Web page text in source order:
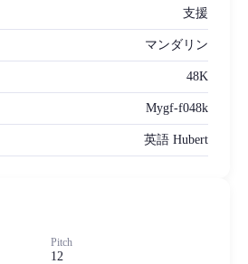
支援
マンダリン
48K
Mygf-f048k
英語 Hubert
Pitch
12